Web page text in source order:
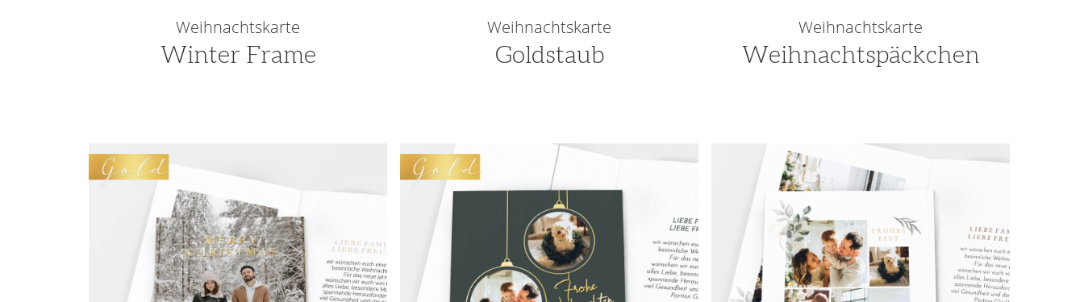
Weihnachtskarte
Winter Frame
Weihnachtskarte
Goldstaub
Weihnachtskarte
Weihnachtspäckchen